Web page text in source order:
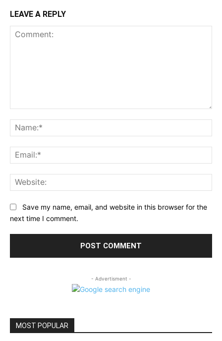
LEAVE A REPLY
Save my name, email, and website in this browser for the
next time I comment.
- Advertisment -
MOST POPULAR